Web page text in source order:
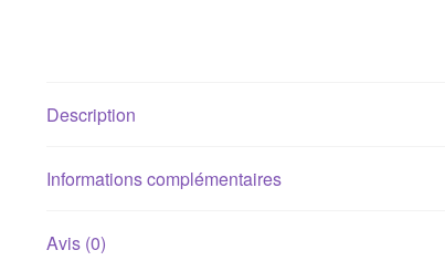
Description
Informations complémentaires
Avis (0)